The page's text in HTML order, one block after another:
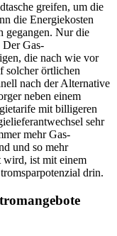
greifen, um die
die Energiekosten
gegangen. Nur die
Der Gas-
die nach wie vor
solcher örtlichen
nach der Alternative
neben einem
mit billigeren
sehr
mehr Gas-
und so mehr
wird, ist mit einem
drin.